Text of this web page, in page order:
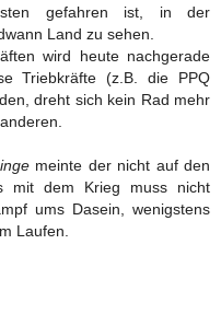
gefahren ist, in der
Land zu sehen.
wird heute nachgerade
Triebkräfte (z.B. die PPQ
dreht sich kein Rad mehr
meinte der nicht auf den
mit dem Krieg muss nicht
ums Dasein, wenigstens
Laufen.